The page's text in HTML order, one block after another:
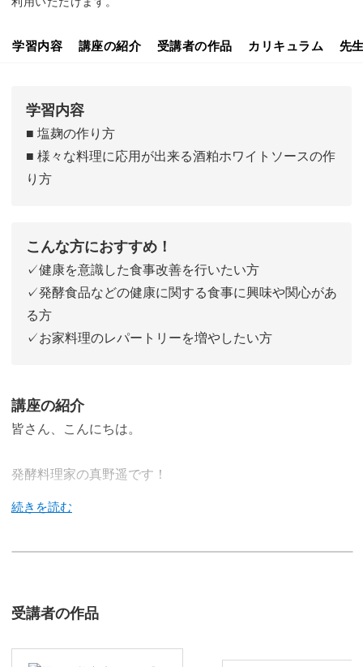
学習内容 講座の紹介 受講者の作品 カリキュラム 先
学習内容
■ 塩麹の作り方
■ 様々な料理に応用が出来る酒粕ホワイトソースの作
り方
こんな方におすすめ！
✓健康を意識した食事改善を行いたい方
✓発酵食品などの健康に関する食事に興味や関心があ
る方
✓お家料理のレパートリーを増やしたい方
講座の紹介
皆さん、こんにちは。
発酵料理家の真野遥です！
受講者の作品